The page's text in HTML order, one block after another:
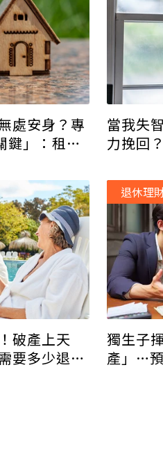
處安身？專
鍵」：租金
當我失
力挽回
破產上天
要多少退休
獨生子
產」…
退休理